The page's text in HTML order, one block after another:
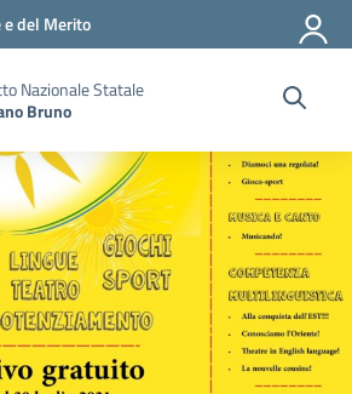
del Merito
Nazionale Statale
Bruno